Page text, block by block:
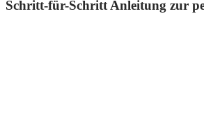
Schritt-für-Schritt Anleitung zur